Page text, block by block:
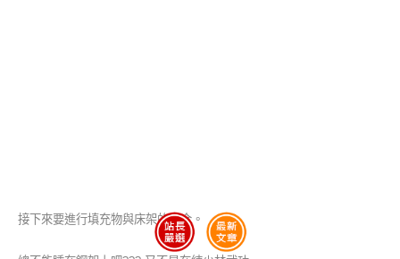
接下來要進行填充物與床架的結合。